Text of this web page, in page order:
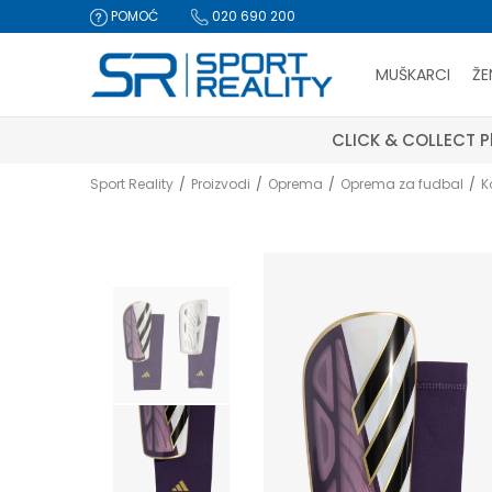
POMOĆ 020 690 200
MUŠKARCI
CLICK &
Sport Reality Proizvodi Oprema Oprema za fudbal